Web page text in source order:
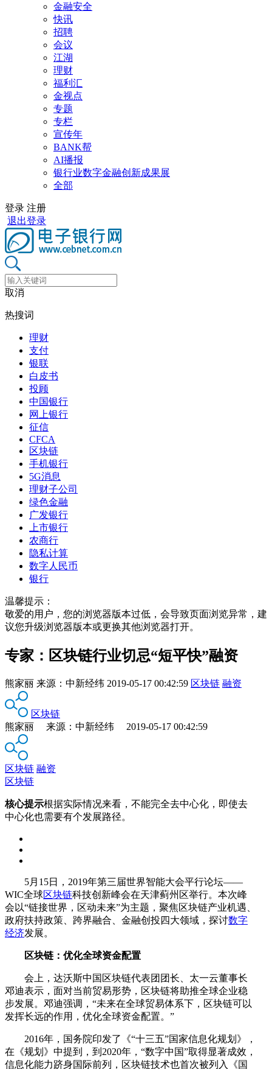
金融安全
快讯
招聘
会议
江湖
理财
福利汇
金视点
专题
专栏
宣传年
BANK帮
AI播报
银行业数字金融创新成果展
全部
登录 注册
退出登录
取消
热搜词
理财
支付
银联
白皮书
投顾
中国银行
网上银行
征信
CFCA
区块链
手机银行
5G消息
理财子公司
绿色金融
广发银行
上市银行
农商行
隐私计算
数字人民币
银行
温馨提示：
敬爱的用户，您的浏览器版本过低，会导致页面浏览异常，建
议您升级浏览器版本或更换其他浏览器打开。
专家：区块链行业切忌“短平快”融资
熊家丽 来源： 中新经纬 2019-05-17 00:42:59 区块链 融资
区块链
熊家丽 来源：中新经纬 2019-05-17 00:42:59
区块链 融资
区块链
核心提示根据实际情况来看，不能完全去中心化，即使去
中心化也需要有个发展路径。
5月15日，2019年第三届世界智能大会平行论坛——
WIC全球区块链科技创新峰会在天津蓟州区举行。本次峰
会以“链接世界，区动未来”为主题，聚焦区块链产业机遇、
政府扶持政策、跨界融合、金融创投四大领域，探讨数字
经济发展。
区块链：优化全球资金配置
会上，达沃斯中国区块链代表团团长、太一云董事长
邓迪表示，面对当前贸易形势，区块链将助推全球企业稳
步发展。邓迪强调，“未来在全球贸易体系下，区块链可以
发挥长远的作用，优化全球资金配置。”
2016年，国务院印发了《“十三五”国家信息化规划》，
在《规划》中提到，到2020年，“数字中国”取得显著成效，
信息化能力跻身国际前列，区块链技术也首次被列入《国